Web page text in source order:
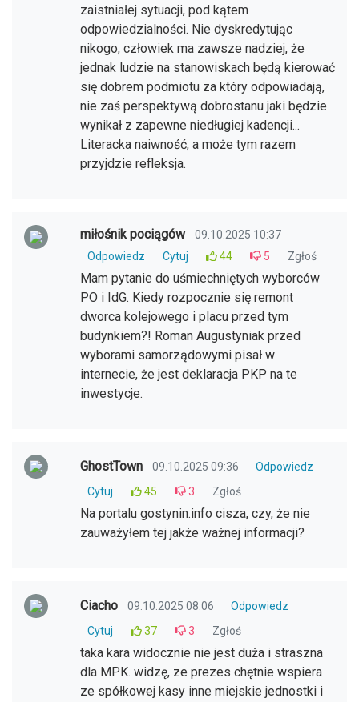
zaistniałej sytuacji, pod kątem
odpowiedzialności. Nie dyskredytując
nikogo, człowiek ma zawsze nadziej, że
jednak ludzie na stanowiskach będą kierować
się dobrem podmiotu za który odpowiadają,
nie zaś perspektywą dobrostanu jaki będzie
wynikał z zapewne niedługiej kadencji...
Literacka naiwność, a może tym razem
przyjdzie refleksja.
miłośnik pociągów
09.10.2025 10:37
Odpowiedz
Cytuj 44 5 Zgłoś
Mam pytanie do uśmiechniętych wyborców
PO i IdG. Kiedy rozpocznie się remont
dworca kolejowego i placu przed tym
budynkiem?! Roman Augustyniak przed
wyborami samorządowymi pisał w
internecie, że jest deklaracja PKP na te
inwestycje.
GhostTown 09.10.2025 09:36
Odpowiedz
Cytuj
45 3 Zgłoś
Na portalu gostynin.info cisza, czy, że nie
zauważyłem tej jakże ważnej informacji?
Ciacho 09.10.2025 08:06
Odpowiedz
Cytuj
37 3 Zgłoś
taka kara widocznie nie jest duża i straszna
dla MPK. widzę, ze prezes chętnie wspiera
ze spółkowej kasy inne miejskie jednostki i